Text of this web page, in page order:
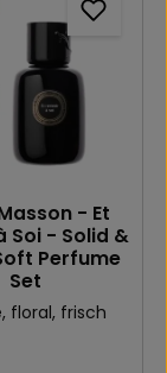
- Et
Soi - Solid &
Perfume
Set
, floral, frisch